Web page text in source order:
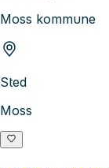
Moss kommune
Sted
Moss